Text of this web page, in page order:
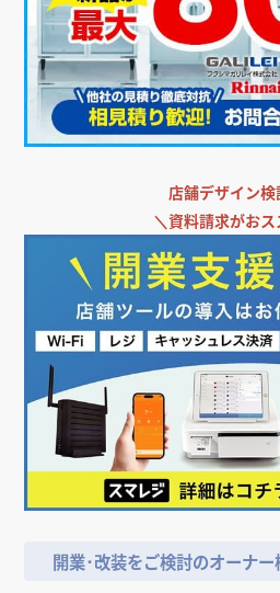
店舗デザイン検
＼資料請求がお
開業･改装をご検討のオーナ